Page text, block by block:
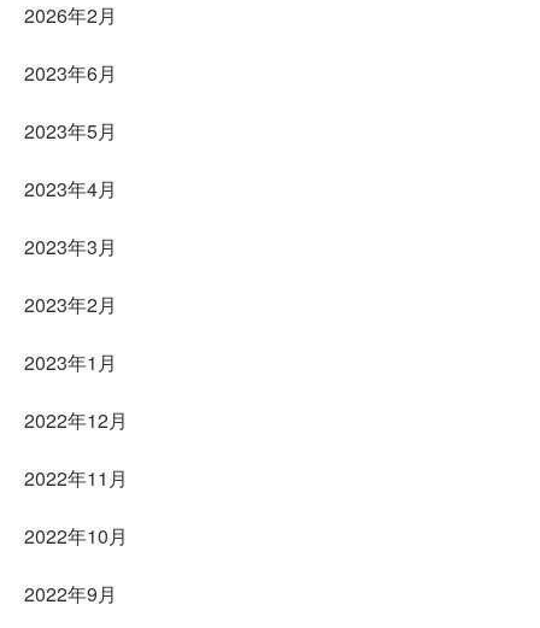
2026年2月
2023年6月
2023年5月
2023年4月
2023年3月
2023年2月
2023年1月
2022年12月
2022年11月
2022年10月
2022年9月